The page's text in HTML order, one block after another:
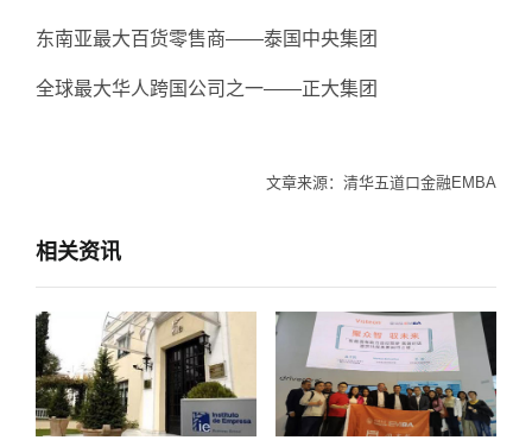
东南亚最大百货零售商——泰国中央集团
全球最大华人跨国公司之一——正大集团
文章来源：清华五道口金融EMBA
相关资讯